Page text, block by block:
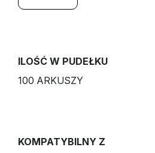
ILOŚĆ W PUDEŁKU
100 ARKUSZY
KOMPATYBILNY Z